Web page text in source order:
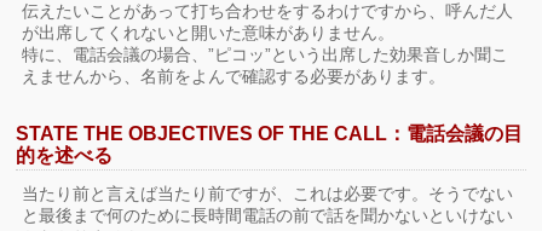
伝えたいことがあって打ち合わせをするわけですから、呼んだ人
が出席してくれないと開いた意味がありません。
特に、電話会議の場合、”ピコッ”という出席した効果音しか聞こ
えませんから、名前をよんで確認する必要があります。
STATE THE OBJECTIVES OF THE CALL：電話会議の目
的を述べる
当たり前と言えば当たり前ですが、これは必要です。そうでない
と最後まで何のために長時間電話の前で話を聞かないといけない